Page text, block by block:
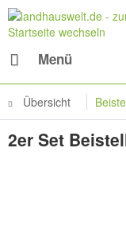
Menü
Übersicht
2er Set